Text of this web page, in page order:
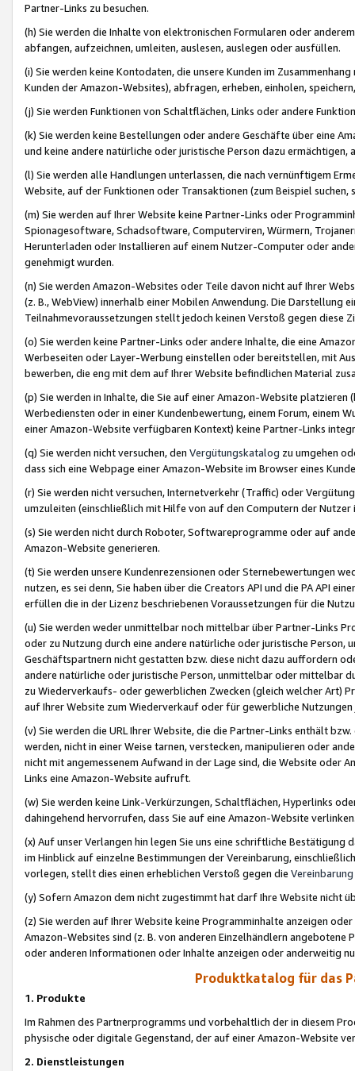
Partner-Links zu besuchen.
(h) Sie werden die Inhalte von elektronischen Formularen oder
abfangen, aufzeichnen, umleiten, auslesen, auslegen oder ausfüllen.
(i) Sie werden keine Kontodaten, die unsere Kunden im
Kunden der Amazon-Websites), abfragen, erheben, einholen,
(j) Sie werden Funktionen von Schaltflächen, Links oder andere
(k) Sie werden keine Bestellungen oder andere Geschäfte über eine
und keine andere natürliche oder juristische Person dazu
(l) Sie werden alle Handlungen unterlassen, die nach vernünftigem
Website, auf der Funktionen oder Transaktionen (zum Beispiel
(m) Sie werden auf Ihrer Website keine Partner-Links oder
Spionagesoftware, Schadsoftware, Computerviren, Würmern,
Herunterladen oder Installieren auf einem Nutzer-Computer oder
genehmigt wurden.
(n) Sie werden Amazon-Websites oder Teile davon nicht auf Ihrer
(z. B., WebView) innerhalb einer Mobilen Anwendung. Die Darstellung
Teilnahmevoraussetzungen stellt jedoch keinen Verstoß gegen diese
(o) Sie werden keine Partner-Links oder andere Inhalte, die eine
Werbeseiten oder Layer-Werbung einstellen oder bereitstellen, mit
bewerben, die eng mit dem auf Ihrer Website befindlichen Material
(p) Sie werden in Inhalte, die Sie auf einer Amazon-Website
Werbediensten oder in einer Kundenbewertung, einem Forum, einem
einer Amazon-Website verfügbaren Kontext) keine Partner-Links
(q) Sie werden nicht versuchen, den Vergütungskatalog zu umgehen
dass sich eine Webpage einer Amazon-Website im Browser eines
(r) Sie werden nicht versuchen, Internetverkehr (Traffic) oder
umzuleiten (einschließlich mit Hilfe von auf den Computern der
(s) Sie werden nicht durch Roboter, Softwareprogramme oder auf
Amazon-Website generieren.
(t) Sie werden unsere Kundenrezensionen oder Sternebewertungen
nutzen, es sei denn, Sie haben über die Creators API und die PA API
erfüllen die in der Lizenz beschriebenen Voraussetzungen für die
(u) Sie werden weder unmittelbar noch mittelbar über Partner-Links
oder zu Nutzung durch eine andere natürliche oder juristische
Geschäftspartnern nicht gestatten bzw. diese nicht dazu auffordern
andere natürliche oder juristische Person, unmittelbar oder mittelbar
zu Wiederverkaufs- oder gewerblichen Zwecken (gleich welcher Art)
auf Ihrer Website zum Wiederverkauf oder für gewerbliche
(v) Sie werden die URL Ihrer Website, die die Partner-Links enthält
werden, nicht in einer Weise tarnen, verstecken, manipulieren oder
nicht mit angemessenem Aufwand in der Lage sind, die Website oder
Links eine Amazon-Website aufruft.
(w) Sie werden keine Link-Verkürzungen, Schaltflächen, Hyperlinks
dahingehend hervorrufen, dass Sie auf eine Amazon-Website
(x) Auf unser Verlangen hin legen Sie uns eine schriftliche
im Hinblick auf einzelne Bestimmungen der Vereinbarung,
vorlegen, stellt dies einen erheblichen Verstoß gegen die Vereinbarung
(y) Sofern Amazon dem nicht zugestimmt hat darf Ihre Website nicht
(z) Sie werden auf Ihrer Website keine Programminhalte anzeigen
Amazon-Websites sind (z. B. von anderen Einzelhändlern
oder anderen Informationen oder Inhalte anzeigen oder anderweitig
Produktkatalog für das
1. Produkte
Im Rahmen des Partnerprogramms und vorbehaltlich der in diesem
physische oder digitale Gegenstand, der auf einer Amazon-Website
2. Dienstleistungen